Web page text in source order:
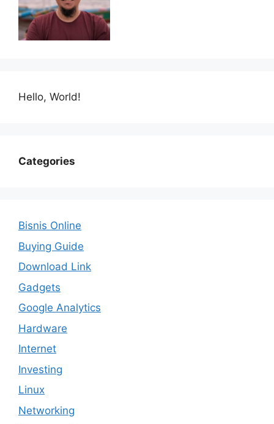
Hello, World!
Categories
Bisnis Online
Buying Guide
Download Link
Gadgets
Google Analytics
Hardware
Internet
Investing
Linux
Networking